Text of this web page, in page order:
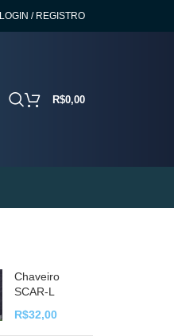
LOGIN / REGISTRO
R$0,00
Chaveiro
SCAR-L
R$32,00